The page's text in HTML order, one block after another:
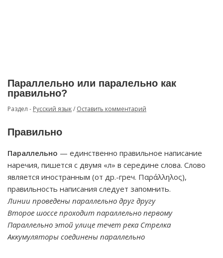
Параллельно или паралельно как
правильно?
Раздел - Русский язык/ Оставить комментарий
Правильно
Параллельно — единственно правильное написание
наречия, пишется с двумя «л» в середине слова. Слово
является иностранным (от др.-греч. Παράλληλος),
правильность написания следует запомнить.
Линии проведены параллельно друг другу
Второе шоссе проходит параллельно первому
Параллельно этой улице течет река Стрелка
Аккумуляторы соединены параллельно